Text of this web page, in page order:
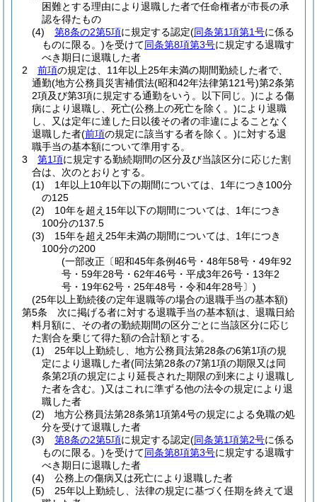
困難とする理由により退職した者で任命権者が市長の承
認を得たもの
(4)
第8条の2第5項に規定する認定(同条第1項第1号に係る
ものに限る。)を受けて同条第8項第3号に規定する退職す
べき期日に退職した者
2
前項の規定は、11年以上25年未満の期間勤続した者で、
通勤(地方公務員災害補償法(昭和42年法律第121号)第2条第
2項及び第3項に規定する通勤をいう。以下同じ。)による傷
病により退職し、死亡(公務上の死亡を除く。)により退職
し、又は定年に達した日以後その者の非違によることなく
退職した者(前項の規定に該当する者を除く。)に対する退
職手当の基本額について準用する。
3
第1項に規定する勤続期間の区分及び当該区分に応じた割
合は、次のとおりとする。
(1)
1年以上10年以下の期間については、1年につき100分
の125
(2)
10年を超え15年以下の期間については、1年につき
100分の137.5
(3)
15年を超え25年未満の期間については、1年につき
100分の200
(一部改正〔昭和45年条例46号・48年58号・49年92
号・59年28号・62年46号・平成3年26号・13年2
号・19年62号・25年48号・令和4年28号〕)
(25年以上勤続後の定年退職等の場合の退職手当の基本額)
第5条
次に掲げる者に対する退職手当の基本額は、退職日給
料月額に、その者の勤続期間の区分ごとに当該区分に応じ
た割合を乗じて得た額の合計額とする。
(1)
25年以上勤続し、地方公務員法第28条の6第1項の規
定により退職した者(同法第28条の7第1項の期限又は同
条第2項の規定により延長された期限の到来により退職し
た者を含む。)又はこれに準ずる他の法令の規定により退
職した者
(2)
地方公務員法第28条第1項第4号の規定による免職の処
分を受けて退職した者
(3)
第8条の2第5項に規定する認定(同条第1項第2号に係る
ものに限る。)を受けて同条第8項第3号に規定する退職す
べき期日に退職した者
(4)
公務上の傷病又は死亡により退職した者
(5)
25年以上勤続し、法律の規定に基づく任期を終えて退